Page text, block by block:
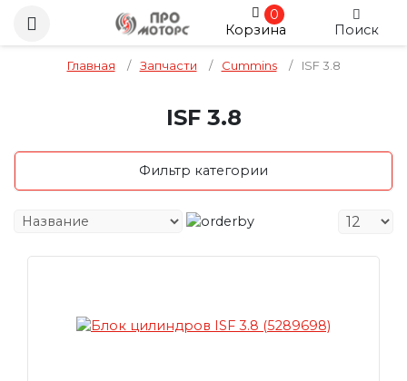
0
Корзина
Поиск
Главная / Запчасти / Cummins / ISF 3.8
ISF 3.8
Фильтр категории